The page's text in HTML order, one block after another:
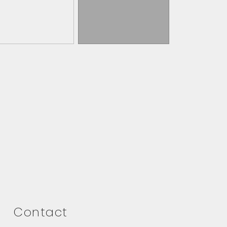
Contact